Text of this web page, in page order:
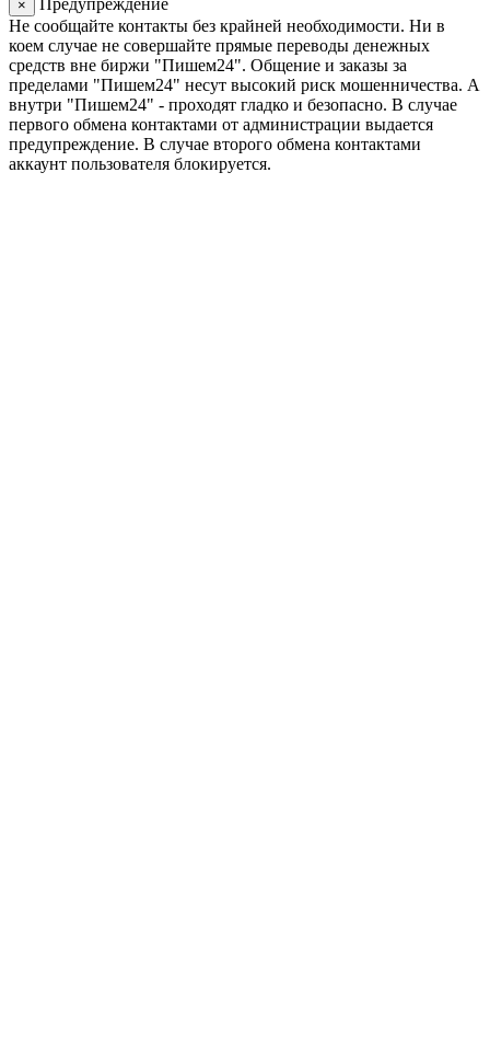
×
Предупреждение
Не сообщайте контакты без крайней необходимости. Ни в
коем случае не совершайте прямые переводы денежных
средств вне биржи "Пишем24". Общение и заказы за
пределами "Пишем24" несут высокий риск мошенничества. А
внутри "Пишем24" - проходят гладко и безопасно. В случае
первого обмена контактами от администрации выдается
предупреждение. В случае второго обмена контактами
аккаунт пользователя блокируется.